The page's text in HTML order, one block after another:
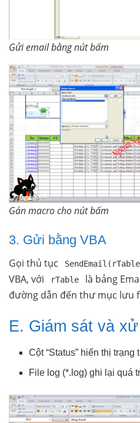
Gửi email bằng nút bấm
Gán macro cho nút bấm
3. Gửi bằng VBA
Gọi thủ tục
VBA, với
rTable là bảng
đường dẫn đến thư mục lưu
E. Giám sát và
Cột “Status” hiển thị trạng
File log (*.log) ghi lại quá